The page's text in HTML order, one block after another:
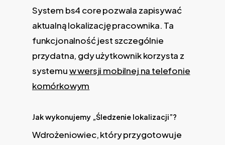
System bs4 core pozwala zapisywać
aktualną lokalizację pracownika. Ta
funkcjonalność jest szczególnie
przydatna, gdy użytkownik korzysta z
systemuw wersji mobilnej na telefonie
komórkowym
Jak wykonujemy „Śledzenie lokalizacji”?
Wdrożeniowiec, który przygotowuje